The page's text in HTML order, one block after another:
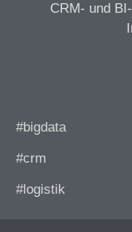
CRM- und
#bigdata
#crm
#logistik